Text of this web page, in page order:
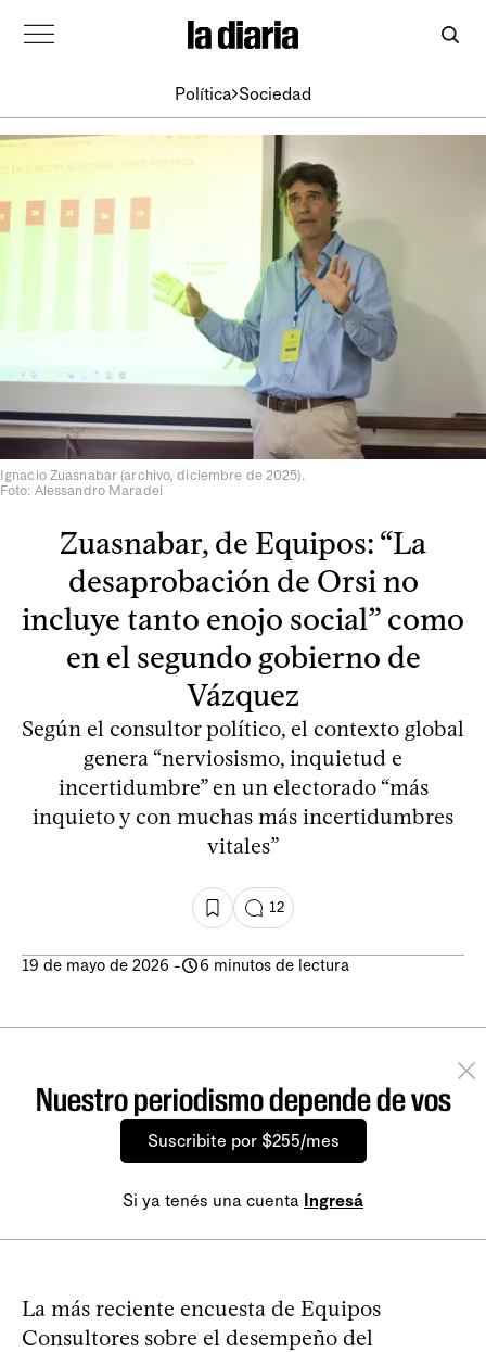
Política Sociedad
Ignacio Zuasnabar (archivo, diciembre de 2025).
Foto: Alessandro Maradei
Zuasnabar, de Equipos: “La
desaprobación de Orsi no
incluye tanto enojo social” como
en el segundo gobierno de
Vázquez
Según el consultor político, el contexto global
genera “nerviosismo, inquietud e
incertidumbre” en un electorado “más
inquieto y con muchas más incertidumbres
vitales”
12
19 de mayo de 2026 - 6 minutos de lectura
Nuestro periodismo depende de vos
Suscribite por $255/mes
Si ya tenés una cuenta Ingresá
La más reciente encuesta de Equipos
Consultores sobre el desempeño del